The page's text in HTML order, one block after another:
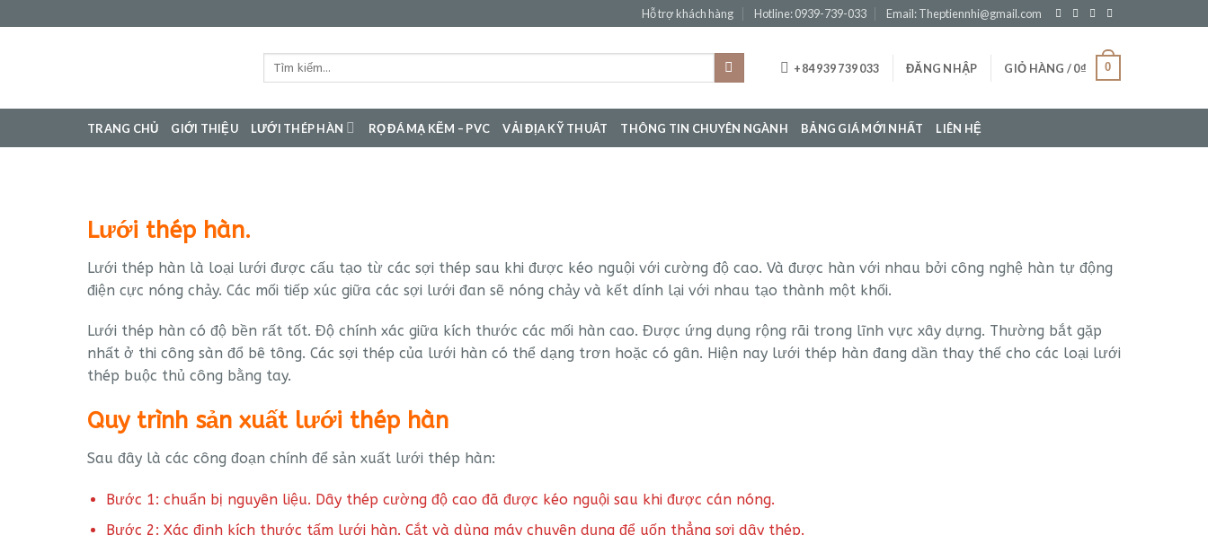
qua
Hỗ trợ khách hàng Hotline: 0939-739-033 Email: Theptiennhi@gmail.com
Tìm
+84 939 739 033 ĐĂNG NHẬP GIỎ HÀNG /0₫ 0
TRANG CHỦ GIỚI THIỆU LƯỚI THÉP HÀN RỌ ĐÁ MẠ KẼM – PVC VẢI ĐỊA KỸ THUÂT THÔNG TIN CHUYÊN NGÀNH BẢNG GIÁ MỚI NHẤT LIÊN HỆ
Lưới thép hàn.
Lưới thép hàn là loại lưới được cấu tạo từ các sợi thép sau khi được kéo nguội với cường độ cao. Và được hàn với nhau bởi công nghệ hàn tự động
điện cực nóng chảy. Các mối tiếp xúc giữa các sợi lưới đan sẽ nóng chảy và kết dính lại với nhau tạo thành một khối.
Lưới thép hàn có độ bền rất tốt. Độ chính xác giữa kích thước các mối hàn cao. Được ứng dụng rộng rãi trong lĩnh vực xây dựng. Thường bắt gặp
nhất ở thi công sàn đổ bê tông. Các sợi thép của lưới hàn có thể dạng trơn hoặc có gân. Hiện nay lưới thép hàn đang dần thay thế cho các loại lưới
thép buộc thủ công bằng tay.
Quy trình sản xuất lưới thép hàn
Sau đây là các công đoạn chính để sản xuất lưới thép hàn:
Bước 1: chuẩn bị nguyên liệu. Dây thép cường độ cao đã được kéo nguội sau khi được cán nóng.
Bước 2: Xác định kích thước tấm lưới hàn. Cắt và dùng máy chuyên dụng để uốn thẳng sợi dây thép.